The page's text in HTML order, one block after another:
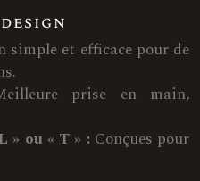
simple et efficace pour de
prise en main,
» ou « T » : Conçues pour